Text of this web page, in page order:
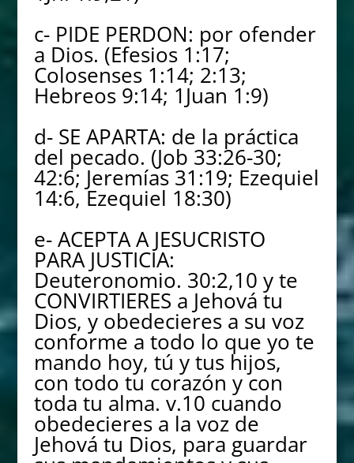
c- PIDE PERDON: por ofender
a Dios. (Efesios 1:17;
Colosenses 1:14; 2:13;
Hebreos 9:14; 1Juan 1:9)
d- SE APARTA: de la práctica
del pecado. (Job 33:26-30;
42:6; Jeremías 31:19; Ezequiel
14:6, Ezequiel 18:30)
e- ACEPTA A JESUCRISTO
PARA JUSTICIA:
Deuteronomio. 30:2,10 y te
CONVIRTIERES a Jehová tu
Dios, y obedecieres a su voz
conforme a todo lo que yo te
mando hoy, tú y tus hijos,
con todo tu corazón y con
toda tu alma. v.10 cuando
obedecieres a la voz de
Jehová tu Dios, para guardar